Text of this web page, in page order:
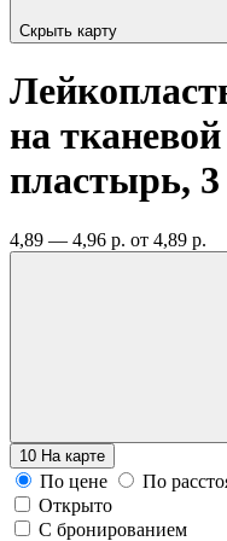
Скрыть карту
на тканевой
пластырь,
4,89 — 4,96 р. от 4,89 р.
10 На карте
По цене
По
Открыто
С бронированием